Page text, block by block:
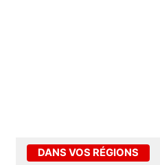
DANS VOS RÉGIONS